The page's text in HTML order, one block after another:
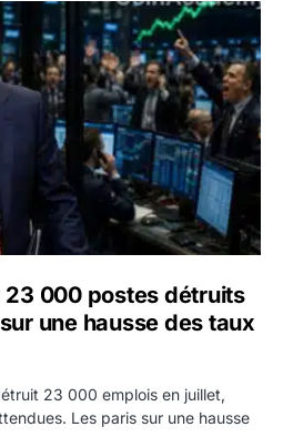
postes détruits en juillet, les
23 000 postes détruits
une hausse des taux
23 000 emplois en juillet,
Les paris sur une hausse